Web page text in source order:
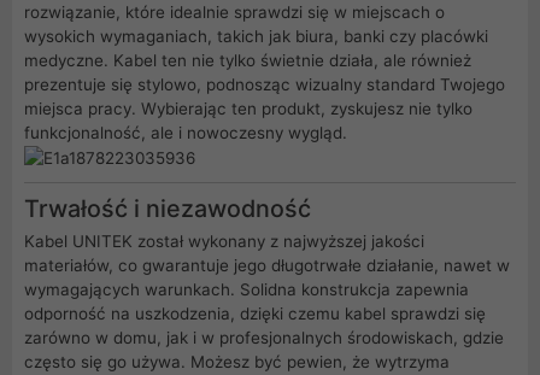
rozwiązanie, które idealnie sprawdzi się w miejscach o
wysokich wymaganiach, takich jak biura, banki czy placówki
medyczne. Kabel ten nie tylko świetnie działa, ale również
prezentuje się stylowo, podnosząc wizualny standard Twojego
miejsca pracy. Wybierając ten produkt, zyskujesz nie tylko
funkcjonalność, ale i nowoczesny wygląd.
Trwałość i niezawodność
Kabel UNITEK został wykonany z najwyższej jakości
materiałów, co gwarantuje jego długotrwałe działanie, nawet w
wymagających warunkach. Solidna konstrukcja zapewnia
odporność na uszkodzenia, dzięki czemu kabel sprawdzi się
zarówno w domu, jak i w profesjonalnych środowiskach, gdzie
często się go używa. Możesz być pewien, że wytrzyma